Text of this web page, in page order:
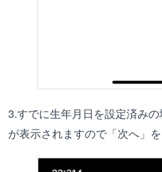
3.すでに生年月日を設定済み
が表示されますので「次へ」